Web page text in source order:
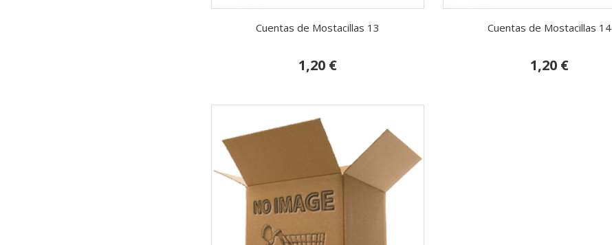
Cuentas de Mostacillas 13
1,20 €
Cuentas de Mostacillas 14
1,20 €